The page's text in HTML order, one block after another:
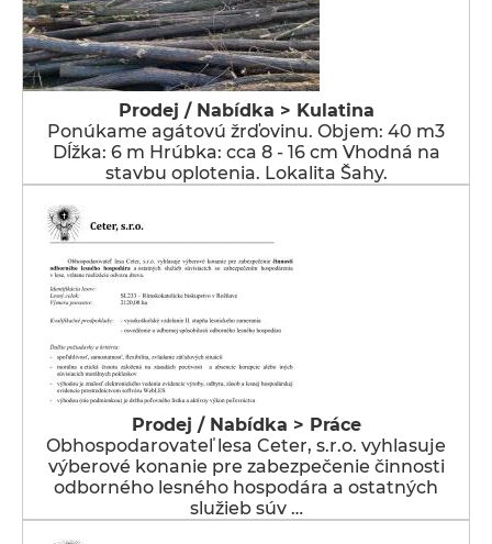
Prodej / Nabídka > Kulatina
Ponúkame agátovú žrďovinu. Objem: 40 m3
Dĺžka: 6 m Hrúbka: cca 8 - 16 cm Vhodná na
stavbu oplotenia. Lokalita Šahy.
Prodej / Nabídka > Práce
Obhospodarovateľ lesa Ceter, s.r.o. vyhlasuje
výberové konanie pre zabezpečenie činnosti
odborného lesného hospodára a ostatných
služieb súv …